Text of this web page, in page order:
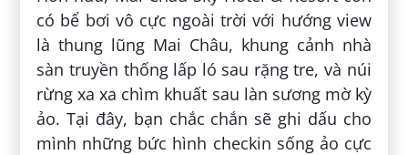
có bể bơi vô cực ngoài trời với hướng view
là thung lũng Mai Châu, khung cảnh nhà
sàn truyền thống lấp ló sau rặng tre, và núi
rừng xa xa chìm khuất sau làn sương mờ kỳ
ảo. Tại đây, bạn chắc chắn sẽ ghi dấu cho
mình những bức hình checkin sống ảo cực